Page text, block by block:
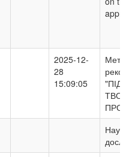
2025-12-
28
15:09:05